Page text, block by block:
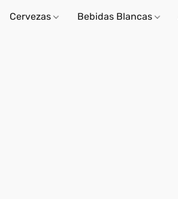
Cervezas Bebidas Blancas